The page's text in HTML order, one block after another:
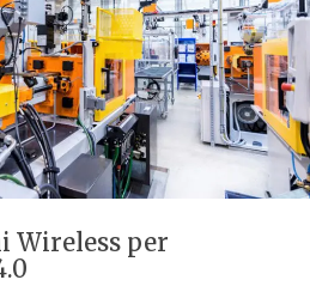
Wireless per